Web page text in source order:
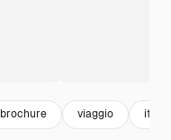
brochure viaggio